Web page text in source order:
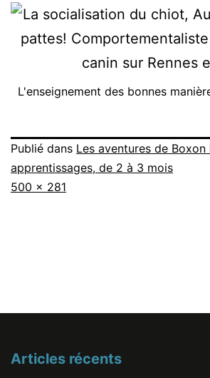
L'enseignement des bonnes
Publié dans Les aventures de
apprentissages, de 2 à 3 mois
Taille
500 × 281
Articles récents